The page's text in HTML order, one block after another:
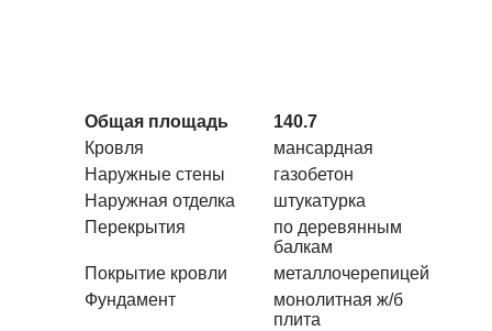
Общая площадь
140.7
Кровля
мансардная
Наружные стены
газобетон
Наружная отделка
штукатурка
Перекрытия
по деревянным
балкам
Покрытие кровли
металлочерепицей
Фундамент
монолитная ж/б
плита